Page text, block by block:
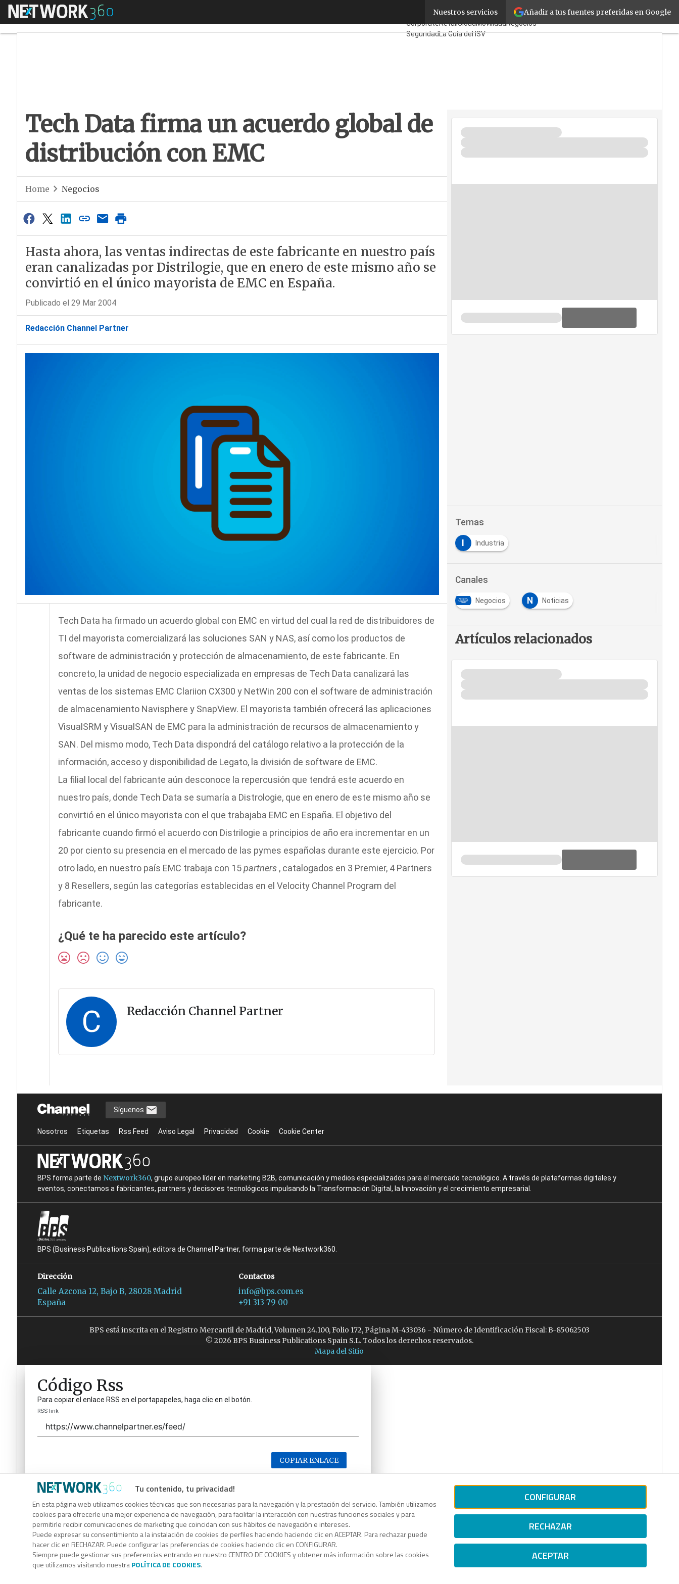
Añadir a tus fuentes preferidas en Google
Nuestros servicios
Menú FabricantesMayoristasTicPymes
CorporateRetailCloudMovilidadNegocios
SeguridadLa Guía del ISV
Tech Data firma un acuerdo global de
distribución con EMC
Home Negocios
Hasta ahora, las ventas indirectas de este fabricante en nuestro país
eran canalizadas por Distrilogie, que en enero de este mismo año se
convirtió en el único mayorista de EMC en España.
Publicado el 29 Mar 2004
Redacción Channel Partner
Tech Data ha firmado un acuerdo global con EMC en virtud del cual la red de distribuidores de
TI del mayorista comercializará las soluciones SAN y NAS, así como los productos de
software de administración y protección de almacenamiento, de este fabricante. En
concreto, la unidad de negocio especializada en empresas de Tech Data canalizará las
ventas de los sistemas EMC Clariion CX300 y NetWin 200 con el software de administración
de almacenamiento Navisphere y SnapView. El mayorista también ofrecerá las aplicaciones
VisualSRM y VisualSAN de EMC para la administración de recursos de almacenamiento y
SAN. Del mismo modo, Tech Data dispondrá del catálogo relativo a la protección de la
información, acceso y disponibilidad de Legato, la división de software de EMC.
La filial local del fabricante aún desconoce la repercusión que tendrá este acuerdo en
nuestro país, donde Tech Data se sumaría a Distrologie, que en enero de este mismo año se
convirtió en el único mayorista con el que trabajaba EMC en España. El objetivo del
fabricante cuando firmó el acuerdo con Distrilogie a principios de año era incrementar en un
20 por ciento su presencia en el mercado de las pymes españolas durante este ejercicio. Por
otro lado, en nuestro país EMC trabaja con 15partners, catalogados en 3 Premier, 4 Partners
y 8 Resellers, según las categorías establecidas en el Velocity Channel Program del
fabricante.
¿Qué te ha parecido este artículo?
C Redacción Channel Partner
Temas
Industria
Canales
Negocios N Noticias
Artículos relacionados
Tu contenido, tu privacidad!
En esta página web utilizamos cookies técnicas que son necesarias para la navegación y la prestación del servicio. También utilizamos
cookies para ofrecerle una mejor experiencia de navegación, para facilitar la interacción con nuestras funciones sociales y para
permitirle recibir comunicaciones de marketing que coincidan con sus hábitos de navegación e intereses.
Puede expresar su consentimiento a la instalación de cookies de perfiles haciendo haciendo clic en ACEPTAR. Para rechazar puede
hacer clic en RECHAZAR. Puede configurar las preferencias de cookies haciendo clic en CONFIGURAR.
Siempre puede gestionar sus preferencias entrando en nuestro CENTRO DE COOKIES y obtener más información sobre las cookies
que utilizamos visitando nuestraPOLÍTICA DE COOKIES.
CONFIGURAR
RECHAZAR
ACEPTAR
Síguenos
Nosotros Etiquetas Rss Feed Aviso Legal Privacidad Cookie Cookie Center
BPS forma parte de Nextwork360, grupo europeo líder en marketing B2B, comunicación y medios especializados para el mercado tecnológico. A través de plataformas digitales y
eventos, conectamos a fabricantes, partners y decisores tecnológicos impulsando la Transformación Digital, la Innovación y el crecimiento empresarial.
BPS (Business Publications Spain), editora de Channel Partner, forma parte de Nextwork360.
Dirección
Calle Azcona 12, Bajo B, 28028 Madrid
España
Contactos
info@bps.com.es
+91 313 79 00
BPS está inscrita en el Registro Mercantil de Madrid, Volumen 24.100, Folio 172, Página M-433036 - Número de Identificación Fiscal: B-85062503
© 2026 BPS Business Publications Spain S.L. Todos los derechos reservados.
Mapa del Sitio
Código Rss
Para copiar el enlace RSS en el portapapeles, haga clic en el botón.
RSS link
COPIAR ENLACE
Código Rss
Para copiar el enlace RSS en el portapapeles, haga clic en el botón.